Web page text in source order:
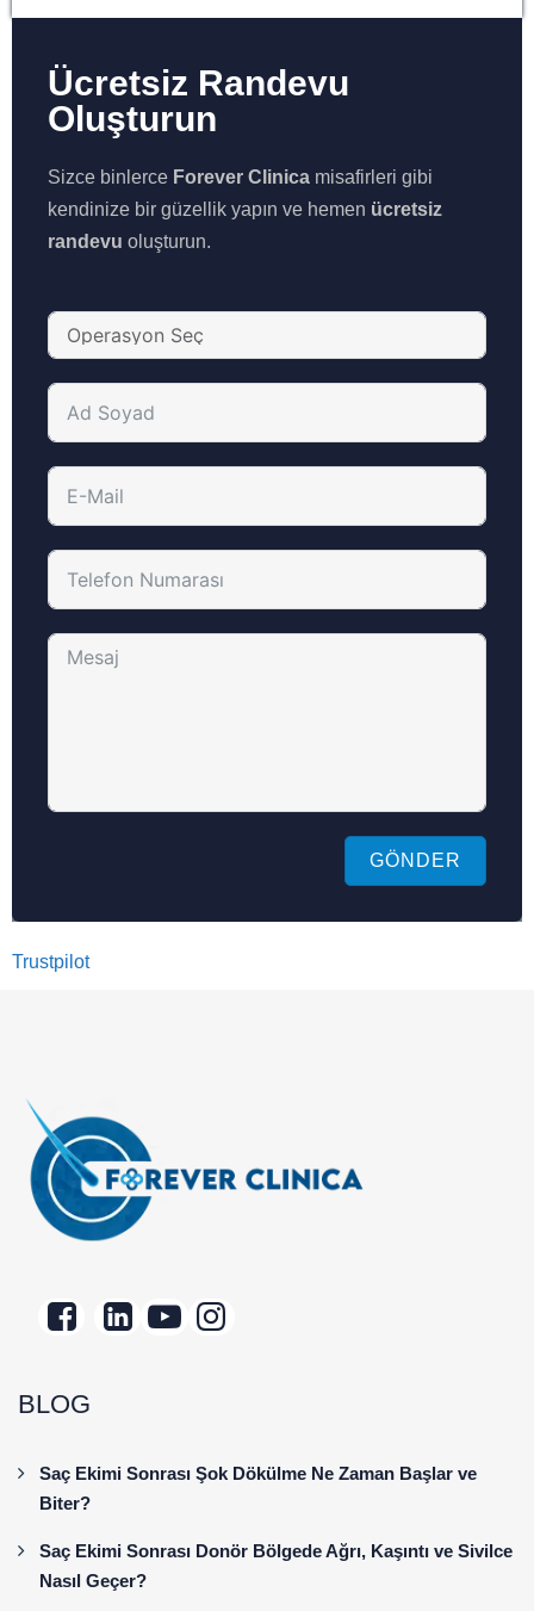
Ücretsiz Randevu
Oluşturun
Sizce binlerce Forever Clinica misafirleri gibi
kendinize bir güzellik yapın ve hemen ücretsiz
randevu oluşturun.
GÖNDER
Trustpilot
BLOG
Saç Ekimi Sonrası Şok Dökülme Ne Zaman Başlar ve
Biter?
Saç Ekimi Sonrası Donör Bölgede Ağrı, Kaşıntı ve Sivilce
Nasıl Geçer?